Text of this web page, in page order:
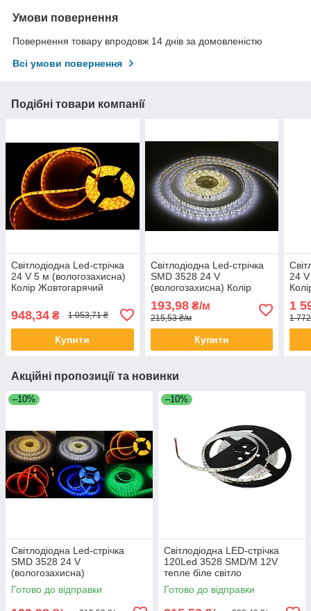
Умови повернення
Повернення товару впродовж 14 днів за домовленістю
Всі умови повернення
Подібні товари компанії
Світлодіодна Led-стрічка
24 V 5 м (вологозахисна)
Колір Жовтогарячий
948,34 ₴ 1 053,71 ₴
Купити
Світлодіодна Led-стрічка
SMD 3528 24 V
(вологозахисна) Колір
193,98₴/м
215,53 ₴/м
Купити
24
1
1
Акційні пропозиції та новинки
–10%
Світлодіодна Led-стрічка
SMD 3528 24 V
(вологозахисна)
Готово до відправки
–10%
Світлодіодна LED-стрічка
120Led 3528 SMD/M 12V
тепле біле світло
Готово до відправки